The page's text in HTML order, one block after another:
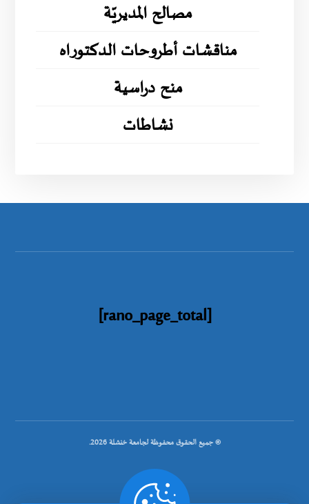
مصالح المديريّة
مناقشات أطروحات الدكتوراه
منح دراسية
نشاطات
[rano_page_total]
© جميع الحقوق محفوظة لجامعة خنشلة 2026.
.